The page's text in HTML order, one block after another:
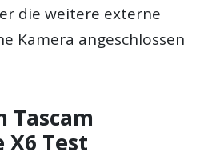
die weitere externe
Kamera angeschlossen
Tascam
Test